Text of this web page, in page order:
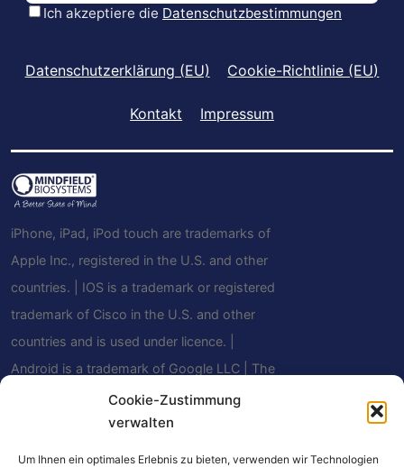
Cookie-Zustimmung
verwalten
Um Ihnen ein optimales Erlebnis zu bieten, verwenden wir Technologien
Datenschutzerklärung (EU) Cookie-Richtlinie (EU)
Kontakt Impressum
iPhone, iPad, iPod touch are trademarks of
Apple Inc., registered in the U.S. and other
countries. | IOS is a trademark or registered
trademark of Cisco in the U.S. and other
countries and is used under licence. |
Android is a trademark of Google LLC | The
Bluetooth® word mark and logos are
registered trademarks owned by Bluetooth